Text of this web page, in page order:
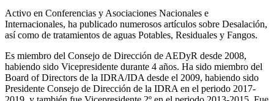
Activo en Conferencias y Asociaciones Nacionales e
Internacionales, ha publicado numerosos artículos sobre Desalación,
así como de tratamientos de aguas Potables, Residuales y Fangos.
Es miembro del Consejo de Dirección de AEDyR desde 2008,
habiendo sido Vicepresidente durante 4 años. Ha sido miembro del
Board of Directors de la IDRA/IDA desde el 2009, habiendo sido
Presidente Consejo de Dirección de la IDRA en el periodo 2017-